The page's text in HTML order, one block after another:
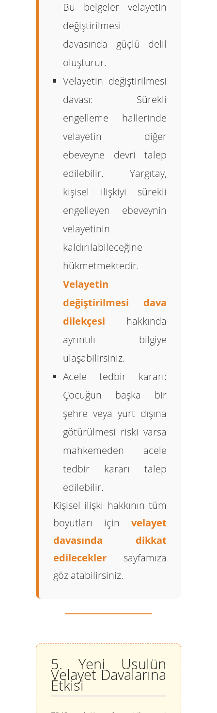
Bu belgeler velayetin
değiştirilmesi
davasında güçlü delil
oluşturur.
Velayetin değiştirilmesi
davası: Sürekli
engelleme hallerinde
velayetin diğer
ebeveyne devri talep
edilebilir. Yargıtay,
kişisel ilişkiyi sürekli
engelleyen ebeveynin
velayetinin
kaldırılabileceğine
hükmetmektedir.
Velayetin
değiştirilmesi dava
dilekçesi hakkında
ayrıntılı bilgiye
ulaşabilirsiniz.
Acele tedbir kararı:
Çocuğun başka bir
şehre veya yurt dışına
götürülmesi riski varsa
mahkemeden acele
tedbir kararı talep
edilebilir.
Kişisel ilişki hakkının tüm
boyutları için velayet
davasında dikkat
edilecekler sayfamıza
göz atabilirsiniz.
5. Yeni Usulün
Velayet Davalarına
Etkisi